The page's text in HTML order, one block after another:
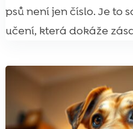
psů není jen číslo. Je to
učení, která dokáže